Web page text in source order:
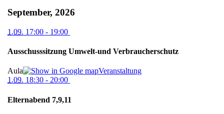
September, 2026
1.09. 17:00 - 19:00
Ausschusssitzung Umwelt-und Verbraucherschutz
Aula
Veranstaltung
1.09. 18:30 - 20:00
Elternabend 7,9,11